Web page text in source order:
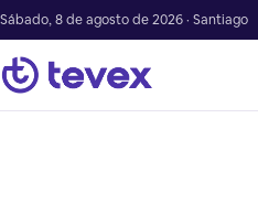
Sábado, 8 de agosto de 2026 · Santiago